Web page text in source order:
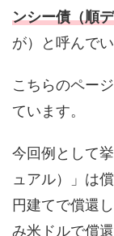
ンシー債（順
が）と呼んでい
こちらのペー
ています。
今回例として
ュアル）」は
円建てで償還
み米ドルで償